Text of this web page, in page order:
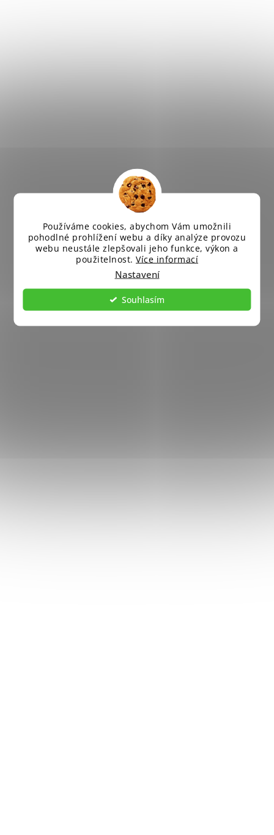
Používáme cookies, abychom Vám umožnili
pohodlné prohlížení webu a díky analýze provozu
webu neustále zlepšovali jeho funkce, výkon a
použitelnost. Více informací
Nastavení
Souhlasím